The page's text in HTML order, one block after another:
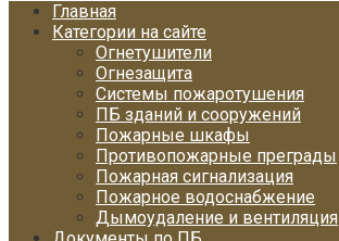
Главная
Категории на сайте
Огнетушители
Огнезащита
Системы пожаротушения
ПБ зданий и сооружений
Пожарные шкафы
Противопожарные преграды
Пожарная сигнализация
Пожарное водоснабжение
Дымоудаление и вентиляция